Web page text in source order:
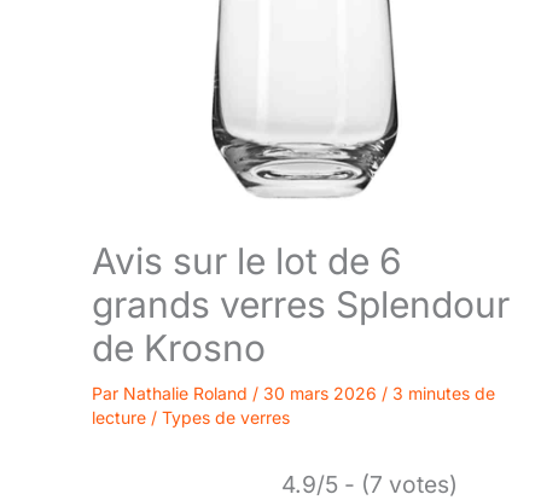
Avis sur le lot de 6
grands verres Splendour
de Krosno
Par Nathalie Roland / 30 mars 2026 / 3 minutes de
lecture / Types de verres
4.9/5 - (7 votes)